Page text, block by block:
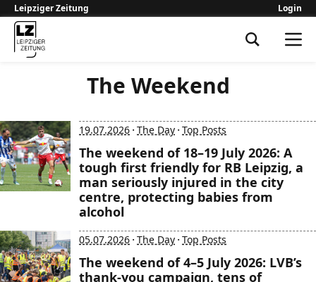
Leipziger Zeitung Login
The Weekend
19.07.2026 · The Day · Top Posts
The weekend of 18–19 July 2026: A
tough first friendly for RB Leipzig, a
man seriously injured in the city
centre, protecting babies from
alcohol
05.07.2026 · The Day · Top Posts
The weekend of 4–5 July 2026: LVB’s
thank-you campaign, tens of